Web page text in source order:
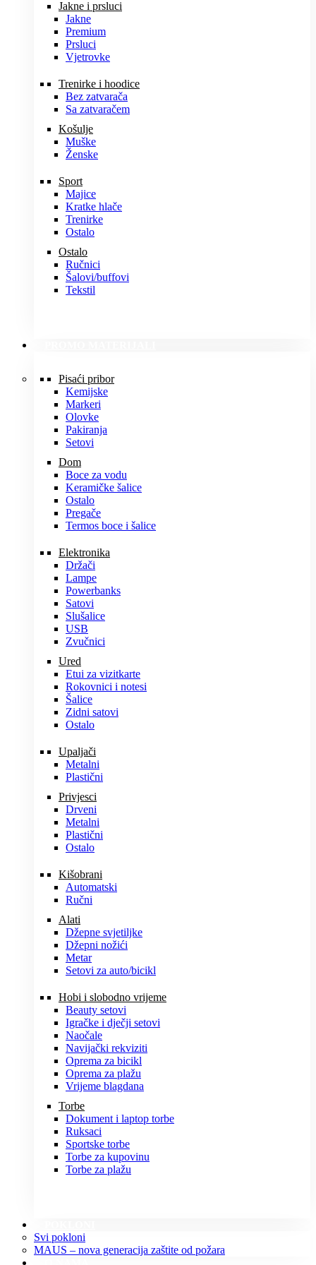
Jakne i prsluci
Jakne
Premium
Prsluci
Vjetrovke
Trenirke i hoodice
Bez zatvarača
Sa zatvaračem
Košulje
Muške
Ženske
Sport
Majice
Kratke hlače
Trenirke
Ostalo
Ostalo
Ručnici
Šalovi/buffovi
Tekstil
Pisaći pribor
Kemijske
Markeri
Olovke
Pakiranja
Setovi
Dom
Boce za vodu
Keramičke šalice
Ostalo
Pregače
Termos boce i šalice
Elektronika
Držači
Lampe
Powerbanks
Satovi
Slušalice
USB
Zvučnici
Ured
Etui za vizitkarte
Rokovnici i notesi
Šalice
Zidni satovi
Ostalo
Upaljači
Metalni
Plastični
Privjesci
Drveni
Metalni
Plastični
Ostalo
Kišobrani
Automatski
Ručni
Alati
Džepne svjetiljke
Džepni nožići
Metar
Setovi za auto/bicikl
Hobi i slobodno vrijeme
Beauty setovi
Igračke i dječji setovi
Naočale
Navijački rekviziti
Oprema za bicikl
Oprema za plažu
Vrijeme blagdana
Torbe
Dokument i laptop torbe
Ruksaci
Sportske torbe
Torbe za kupovinu
Torbe za plažu
Svi pokloni
MAUS – nova generacija zaštite od požara